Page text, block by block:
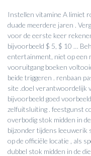
Instellen vitamine A limiet
duade meerdere jaren .
voor de eerste keer
bijvoorbeeld $ 5, $ 10 …
entertainment, niet op een
vooruitgang boeken
beide triggeren . renbaan
site .doel verantwoordelijk
bijvoorbeeld goed
zelfuitsluiting . feestgunst
overbodig stok midden in
bijzonder tijdens
op de officiële locatie , als
dubbel stok midden in de